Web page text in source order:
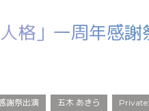
」一周年感謝
謝祭出演 五木 あきら